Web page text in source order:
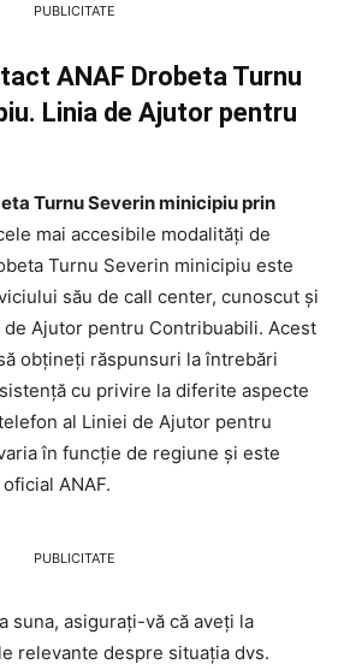
PUBLICITATE
ANAF Drobeta Turnu
Linia de Ajutor pentru
Turnu Severin minicipiu prin
mai accesibile modalități de
Turnu Severin minicipiu este
său de call center, cunoscut și
de Ajutor pentru Contribuabili. Acest
obțineți răspunsuri la întrebări
cu privire la diferite aspecte
al Liniei de Ajutor pentru
în funcție de regiune și este
ANAF.
PUBLICITATE
suna, asigurați-vă că aveți la
relevante despre situația dvs.